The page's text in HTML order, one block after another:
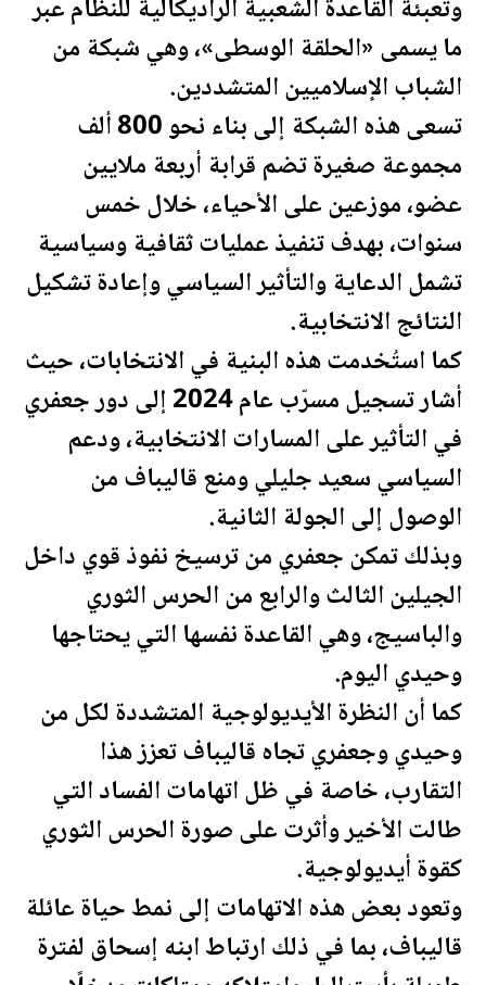
وتعبئة القاعدة الشعبية الراديكالية للنظام عبر
ما يسمى «الحلقة الوسطى»، وهي شبكة من
الشباب الإسلاميين المتشددين.
تسعى هذه الشبكة إلى بناء نحو 800 ألف
مجموعة صغيرة تضم قرابة أربعة ملايين
عضو، موزعين على الأحياء، خلال خمس
سنوات، بهدف تنفيذ عمليات ثقافية وسياسية
تشمل الدعاية والتأثير السياسي وإعادة تشكيل
النتائج الانتخابية.
كما استُخدمت هذه البنية في الانتخابات، حيث
أشار تسجيل مسرّب عام 2024 إلى دور جعفري
في التأثير على المسارات الانتخابية، ودعم
السياسي سعيد جليلي ومنع قاليباف من
الوصول إلى الجولة الثانية.
وبذلك تمكن جعفري من ترسيخ نفوذ قوي داخل
الجيلين الثالث والرابع من الحرس الثوري
والباسيج، وهي القاعدة نفسها التي يحتاجها
وحيدي اليوم.
كما أن النظرة الأيديولوجية المتشددة لكل من
وحيدي وجعفري تجاه قاليباف تعزز هذا
التقارب، خاصة في ظل اتهامات الفساد التي
طالت الأخير وأثرت على صورة الحرس الثوري
كقوة أيديولوجية.
وتعود بعض هذه الاتهامات إلى نمط حياة عائلة
قاليباف، بما في ذلك ارتباط ابنه إسحاق لفترة